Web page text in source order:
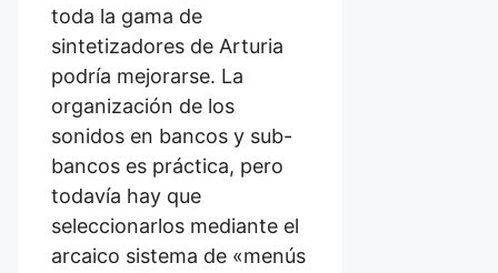
toda la gama de
sintetizadores de Arturia
podría mejorarse. La
organización de los
sonidos en bancos y sub-
bancos es práctica, pero
todavía hay que
seleccionarlos mediante el
arcaico sistema de «menús